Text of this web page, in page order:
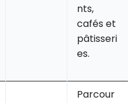
nts,
cafés et
pâtisseri
es.
Parcour